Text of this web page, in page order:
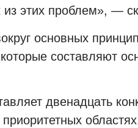
из этих проблем», —
основных
составляют
двенадцать